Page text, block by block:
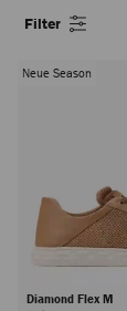
Filter
Neue Season
Diamond Flex M